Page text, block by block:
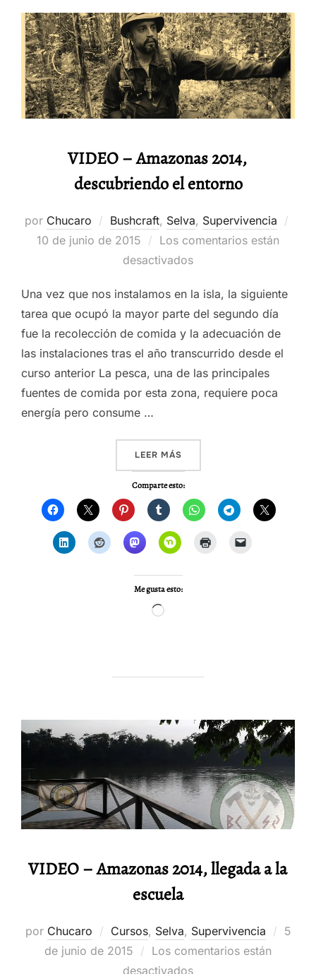
VIDEO – Amazonas 2014,
descubriendo el entorno
por Chucaro Bushcraft, Selva, Supervivencia
10 de junio de 2015
Los comentarios están
desactivados
Una vez que nos instalamos en la isla, la siguiente
tarea que ocupó la mayor parte del segundo día
fue la recolección de comida y la adecuación de
las instalaciones tras el año transcurrido desde el
curso anterior La pesca, una de las principales
fuentes de comida por esta zona, requiere poca
energía pero consume …
LEER MÁS«VIDEO – AMAZONAS 2014,
Comparte esto:
Me gusta esto:
Cargando...
VIDEO – Amazonas 2014, llegada a la
escuela
por Chucaro Cursos, Selva, Supervivencia
5
de junio de 2015
Los comentarios están
desactivados